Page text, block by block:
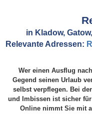
in Kladow,
Relevante Adressen:
Wer einen Ausflug
Gegend seinen Urlaub
selbst verpflegen. Bei
und Imbissen ist sicher
Online nimmt Sie mit